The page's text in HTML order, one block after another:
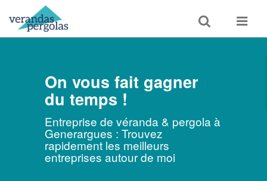
Toggle
search
Toggle
On vous fait gagner
du temps !
Entreprise de véranda & pergola à
Generargues : Trouvez
rapidement les meilleurs
entreprises autour de moi